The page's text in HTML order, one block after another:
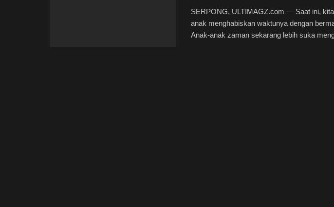
SERPONG, ULTIMAGZ.com — Saat ini,
anak menghabiskan waktunya dengan
Anak-anak zaman sekarang lebih suka